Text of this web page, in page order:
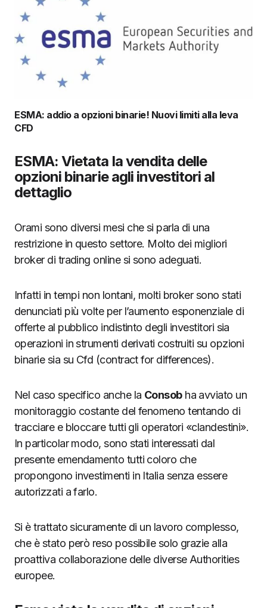
ESMA: addio a opzioni binarie! Nuovi limiti alla leva
CFD
ESMA: Vietata la vendita delle
opzioni binarie agli investitori al
dettaglio
Orami sono diversi mesi che si parla di una
restrizione in questo settore. Molto dei migliori
broker di trading online si sono adeguati.
Infatti in tempi non lontani, molti broker sono stati
denunciati più volte per l’aumento esponenziale di
offerte al pubblico indistinto degli investitori sia
operazioni in strumenti derivati costruiti su opzioni
binarie sia su Cfd (contract for differences).
Nel caso specifico anche la Consobha avviato un
monitoraggio costante del fenomeno tentando di
tracciare e bloccare tutti gli operatori «clandestini».
In particolar modo, sono stati interessati dal
presente emendamento tutti coloro che
propongono investimenti in Italia senza essere
autorizzati a farlo.
Si è trattato sicuramente di un lavoro complesso,
che è stato però reso possibile solo grazie alla
proattiva collaborazione delle diverse Authorities
europee.